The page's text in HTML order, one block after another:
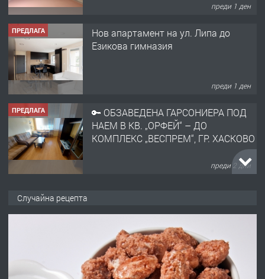
преди 1 ден
ПРЕДЛАГА
Нов апартамент на ул. Липа до
Езикова гимназия
преди 1 ден
ПРЕДЛАГА
🔑 ОБЗАВЕДЕНА ГАРСОНИЕРА ПОД
НАЕМ В КВ. „ОРФЕЙ“ – ДО
КОМПЛЕКС „ВЕСПРЕМ“, ГР. ХАСКОВО
преди 2 дни
АПАРТАМЕНТ В ЦЕНТЪРА НА ГР.
ХАСКОВО
преди 3 дни
ПРЕДЛАГА Давам гараж под наем
Случайна рецепта